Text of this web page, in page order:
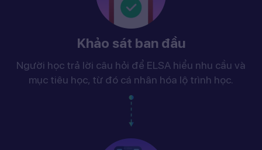
Khảo sát ban đầu
Người học trả lời câu hỏi để ELSA hiểu nhu cầu và
mục tiêu học, từ đó cá nhân hóa lộ trình học.